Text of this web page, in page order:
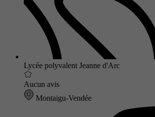
Lycée polyvalent Jeanne d'Arc
Aucun avis
Montaigu-Vendée